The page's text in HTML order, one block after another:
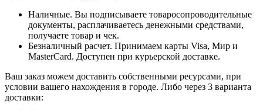
Наличные. Вы подписываете товаросопроводительные
документы, расплачиваетесь денежными средствами,
получаете товар и чек.
Безналичный расчет. Принимаем карты Visa, Мир и
MasterCard. Доступен при курьерской доставке.
Ваш заказ можем доставить собственными ресурсами, при
условии вашего нахождения в городе. Либо через 3 варианта
доставки: